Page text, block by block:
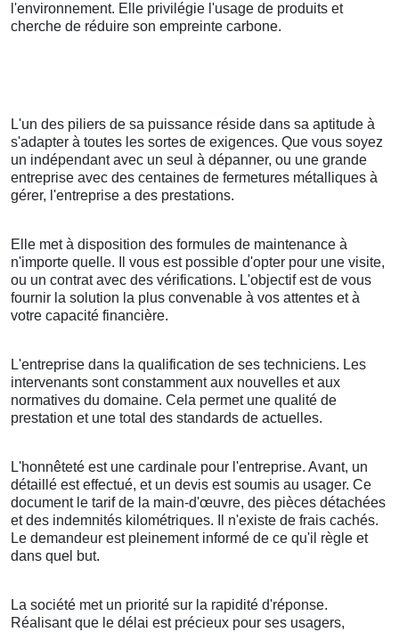
l'environnement. Elle privilégie l'usage de produits et
cherche de réduire son empreinte carbone.
L'un des piliers de sa puissance réside dans sa aptitude à
s'adapter à toutes les sortes de exigences. Que vous soyez
un indépendant avec un seul à dépanner, ou une grande
entreprise avec des centaines de fermetures métalliques à
gérer, l'entreprise a des prestations.
Elle met à disposition des formules de maintenance à
n'importe quelle. Il vous est possible d'opter pour une visite,
ou un contrat avec des vérifications. L'objectif est de vous
fournir la solution la plus convenable à vos attentes et à
votre capacité financière.
L'entreprise dans la qualification de ses techniciens. Les
intervenants sont constamment aux nouvelles et aux
normatives du domaine. Cela permet une qualité de
prestation et une total des standards de actuelles.
L'honnêteté est une cardinale pour l'entreprise. Avant, un
détaillé est effectué, et un devis est soumis au usager. Ce
document le tarif de la main-d'œuvre, des pièces détachées
et des indemnités kilométriques. Il n'existe de frais cachés.
Le demandeur est pleinement informé de ce qu'il règle et
dans quel but.
La société met un priorité sur la rapidité d'réponse.
Réalisant que le délai est précieux pour ses usagers,